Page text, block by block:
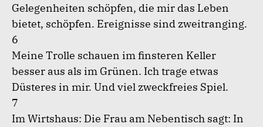
Gelegenheiten schöpfen, die mir das Leben
bietet, schöpfen. Ereignisse sind zweitranging.
6
Meine Trolle schauen im finsteren Keller
besser aus als im Grünen. Ich trage etwas
Düsteres in mir. Und viel zweckfreies Spiel.
7
Im Wirtshaus: Die Frau am Nebentisch sagt: In